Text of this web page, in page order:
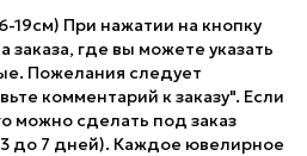
19см) При нажатии на кнопку
заказа, где вы можете указать
Пожелания следует
комментарий к заказу". Если
можно сделать под заказ
3 до 7 дней). Каждое ювелирное